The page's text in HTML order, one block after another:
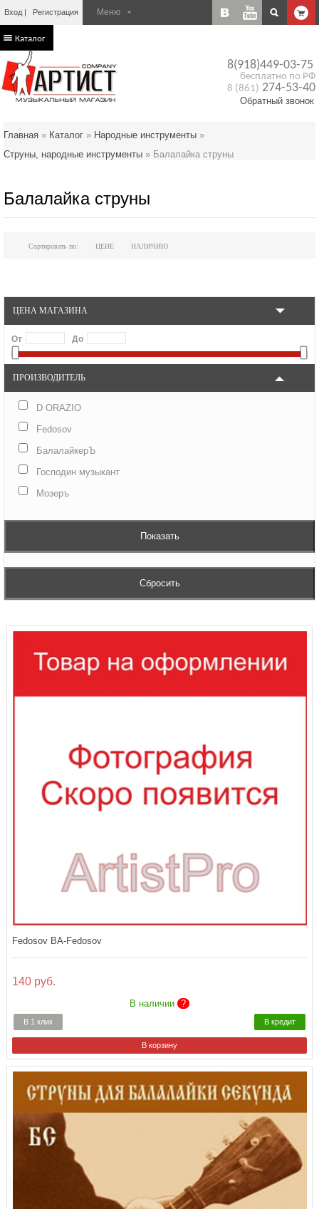
Вход Регистрация
8(918)449-03-75
бесплатно по РФ
8 (861) 274-53-40
Обратный звонок
Каталог
Главная » Каталог » Народные инструменты »
Струны, народные инструменты » Балалайка струны
Балалайка струны
Сортировать по: ЦЕНЕ НАЛИЧИЮ
ЦЕНА МАГАЗИНА
От До
ПРОИЗВОДИТЕЛЬ
D ORAZIO
Fedosov
БалалайкерЪ
Господин музыкант
Мозеръ
Fedosov BA-Fedosov
140 руб.
В наличии ?
В 1 клик В кредит